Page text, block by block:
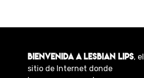
BIENVENIDA A LESBIAN LIPS, el
sitio de Internet donde